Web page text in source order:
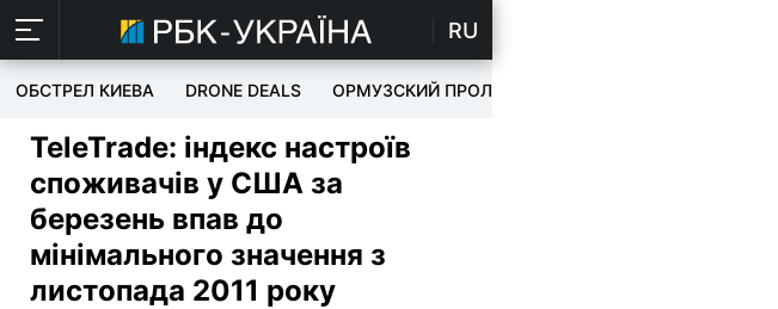
RU
ОБСТРЕЛ КИЕВА DRONE DEALS ОРМУЗСКИЙ ПРОЛИВ
TeleTrade: індекс настроїв
споживачів у США за
березень впав до
мінімального значення з
листопада 2011 року